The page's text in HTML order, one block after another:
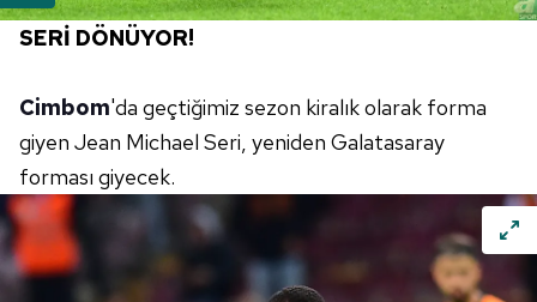
SERİ DÖNÜYOR!
Cimbom'da geçtiğimiz sezon kiralık olarak forma
giyen Jean Michael Seri, yeniden Galatasaray
forması giyecek.